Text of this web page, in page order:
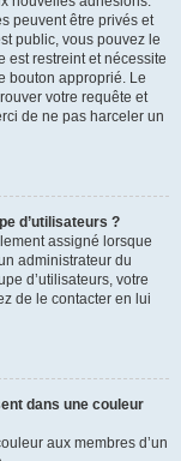
peuvent être privés et
public, vous pouvez le
est restreint et nécessite
bouton approprié. Le
votre requête et
de ne pas harceler un
d’utilisateurs ?
assigné lorsque
administrateur du
d’utilisateurs, votre
de le contacter en lui
dans une couleur
aux membres d’un